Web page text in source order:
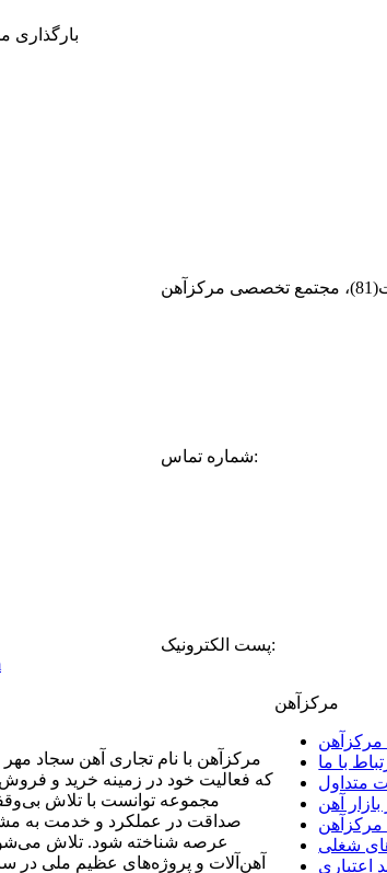
بارگذاری
شماره تماس:
پست الکترونیک:
که فعالیت خود در زمینه خرید و
مجموعه توانست با تلاش
صداقت در عملکرد و خدمت به
عرصه شناخته شود. تلاش
آهن‌آلات و پروژه‌های عظیم ملی در
مرکزآهن
مرکزآهن
با ما
متداول
بازار آهن
مرکزآهن
شغلی